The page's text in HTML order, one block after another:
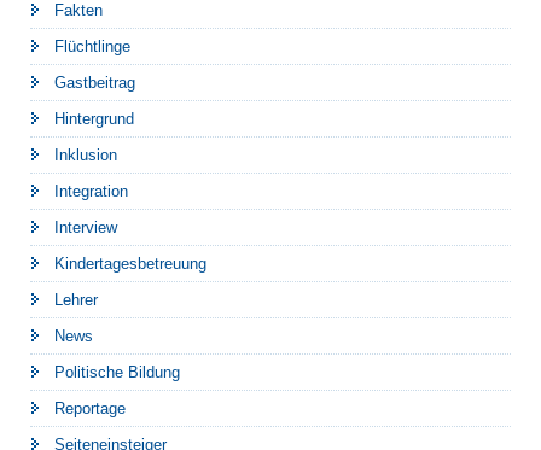
Fakten
Flüchtlinge
Gastbeitrag
Hintergrund
Inklusion
Integration
Interview
Kindertagesbetreuung
Lehrer
News
Politische Bildung
Reportage
Seiteneinsteiger